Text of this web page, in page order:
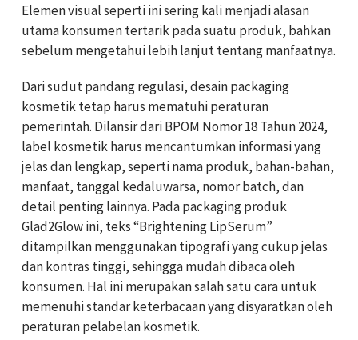
Elemen visual seperti ini sering kali menjadi alasan
utama konsumen tertarik pada suatu produk, bahkan
sebelum mengetahui lebih lanjut tentang manfaatnya.
Dari sudut pandang regulasi, desain packaging
kosmetik tetap harus mematuhi peraturan
pemerintah. Dilansir dari BPOM Nomor 18 Tahun 2024,
label kosmetik harus mencantumkan informasi yang
jelas dan lengkap, seperti nama produk, bahan-bahan,
manfaat, tanggal kedaluwarsa, nomor batch, dan
detail penting lainnya. Pada packaging produk
Glad2Glow ini, teks “Brightening LipSerum”
ditampilkan menggunakan tipografi yang cukup jelas
dan kontras tinggi, sehingga mudah dibaca oleh
konsumen. Hal ini merupakan salah satu cara untuk
memenuhi standar keterbacaan yang disyaratkan oleh
peraturan pelabelan kosmetik.